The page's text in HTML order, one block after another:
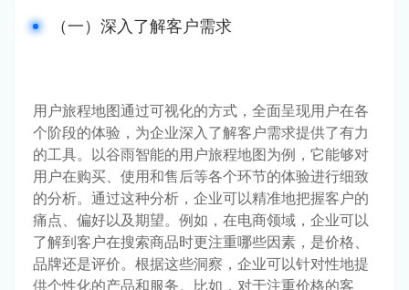
（一）深入了解客户需求
用户旅程地图通过可视化的方式，全面呈现用户在各
个阶段的体验，为企业深入了解客户需求提供了有力
的工具。以谷雨智能的用户旅程地图为例，它能够对
用户在购买、使用和售后等各个环节的体验进行细致
的分析。通过这种分析，企业可以精准地把握客户的
痛点、偏好以及期望。例如，在电商领域，企业可以
了解到客户在搜索商品时更注重哪些因素，是价格、
品牌还是评价。根据这些洞察，企业可以针对性地提
供个性化的产品和服务。比如，对于注重价格的客